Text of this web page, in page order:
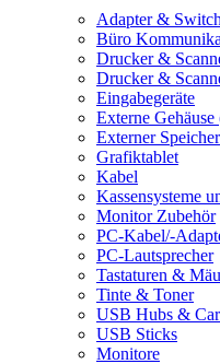
Adapter &
Büro
Drucker &
Drucker &
Eingabegeräte
Externe
Externer Speicher
Grafiktablet
Kabel
Kassensysteme
Monitor Zubehör
PC-Kabel/-
PC-Lautsprecher
Tastaturen &
Tinte & Toner
USB Hubs &
USB Sticks
Monitore